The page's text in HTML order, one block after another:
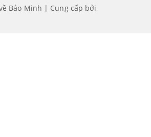
Bảo Minh | Cung cấp bởi